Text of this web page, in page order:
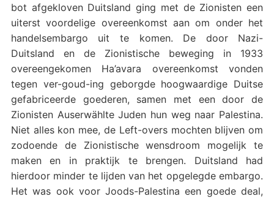
bot afgekloven Duitsland ging met de Zionisten een
uiterst voordelige overeenkomst aan om onder het
handelsembargo uit te komen. De door Nazi-
Duitsland en de Zionistische beweging in 1933
overeengekomen Ha’avara overeenkomst vonden
tegen ver-goud-ing geborgde hoogwaardige Duitse
gefabriceerde goederen, samen met een door de
Zionisten Auserwählte Juden hun weg naar Palestina.
Niet alles kon mee, de Left-overs mochten blijven om
zodoende de Zionistische wensdroom mogelijk te
maken en in praktijk te brengen. Duitsland had
hierdoor minder te lijden van het opgelegde embargo.
Het was ook voor Joods-Palestina een goede deal,